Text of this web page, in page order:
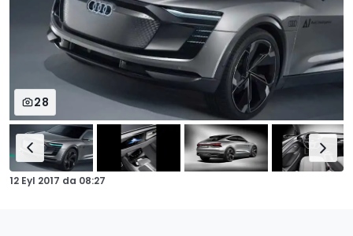
28
12 Eyl 2017 da 08:27